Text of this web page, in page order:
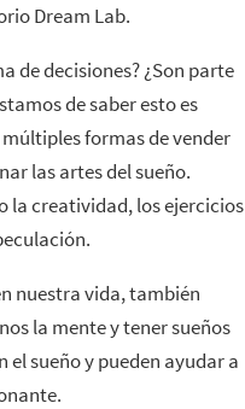
Dream Lab.
de decisiones? ¿Son parte
de saber esto es
formas de vender
las artes del sueño.
la creatividad, los ejercicios
nuestra vida, también
la mente y tener sueños
sueño y pueden ayudar a